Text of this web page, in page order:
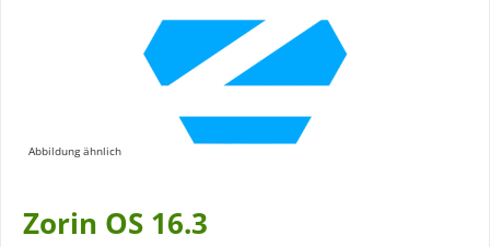
Abbildung ähnlich
Zorin OS 16.3